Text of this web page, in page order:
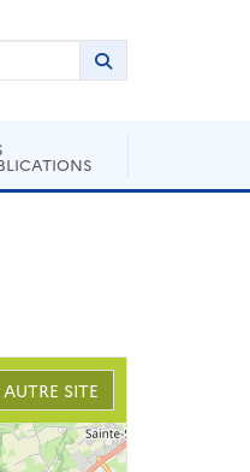
Rechercher
Lancer la
SITE